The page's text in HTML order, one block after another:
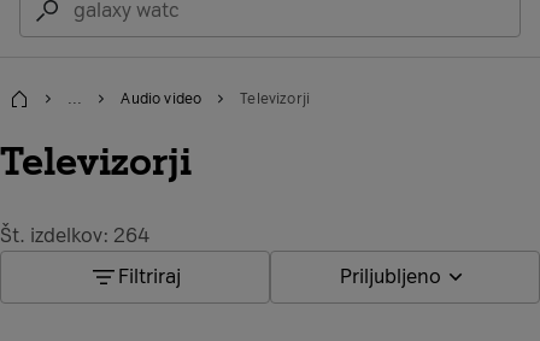
Domov
... Audio video Televizorji
Televizorji
Št. izdelkov: 264
Filtriraj
Priljubljeno